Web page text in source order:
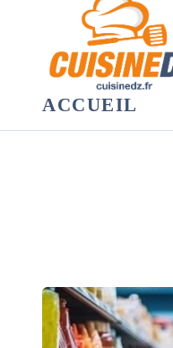
ACCUEIL